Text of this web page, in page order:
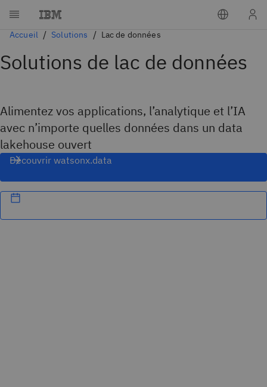
Accueil Solutions Lac de données
Solutions de lac de données
Alimentez vos applications, l’analytique et l’IA
avec n’importe quelles données dans un data
lakehouse ouvert
Découvrir watsonx.data